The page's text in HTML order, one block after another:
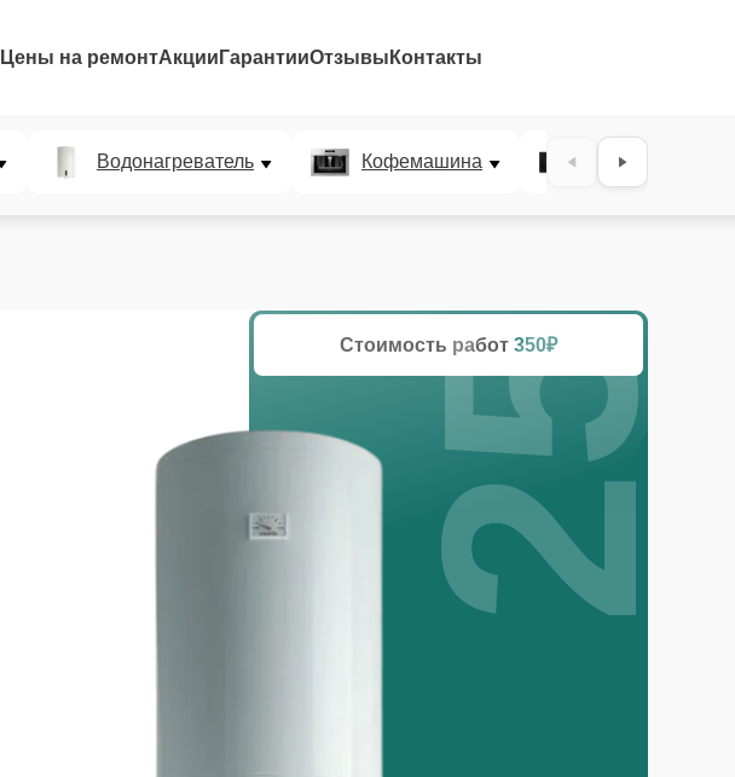
Цены на ремонтАкции ГарантииОтзывы Контакты
Водонагреватель Кофемашина
Стоимость работ 350₽
25%